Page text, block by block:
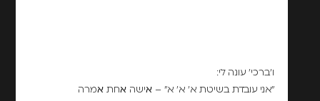
ו'ברכי' עונה לי:
"אני עובדת בשיטת א' א' א" – אישה אחתאמרה